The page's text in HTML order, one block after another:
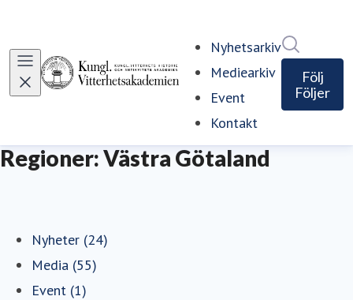
Nyhetsarkiv
Mediearkiv
Event
Kontakt
Följ
Följer
Regioner: Västra Götaland
Nyheter (24)
Media (55)
Event (1)